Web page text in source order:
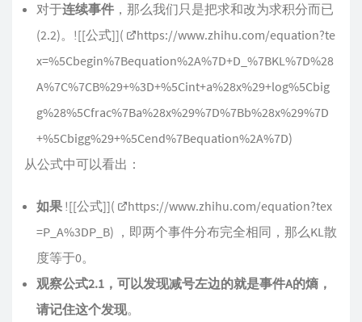
对于连续事件 ，那么我们只是把求和改为求积分而已
(2.2)。![[公式]](
https://www.zhihu.com/equation?te
x=%5Cbegin%7Bequation%2A%7D+D_%7BKL%7D%28
A%7C%7CB%29+%3D+%5Cint+a%28x%29+log%5Cbig
g%28%5Cfrac%7Ba%28x%29%7D%7Bb%28x%29%7D
+%5Cbigg%29+%5Cend%7Bequation%2A%7D)
从公式中可以看出：
如果 ![[公式]](
https://www.zhihu.com/equation?tex
=P_A%3DP_B) ，即两个事件分布完全相同，那么KL散
度等于0。
观察公式2.1，可以发现减号左边的就是事件A的熵，
请记住这个发现。